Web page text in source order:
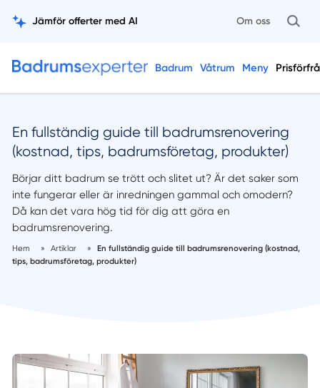
Jämför offerter med AI Om oss
Badrum Våtrum Meny
En fullständig guide till badrumsrenovering
(kostnad, tips, badrumsföretag, produkter)
Börjar ditt badrum se trött och slitet ut? Är det saker som
inte fungerar eller är inredningen gammal och omodern?
Då kan det vara hög tid för dig att göra en
badrumsrenovering.
Hem » Artiklar »
En fullständig guide till badrumsrenovering (kostnad,
tips, badrumsföretag, produkter)